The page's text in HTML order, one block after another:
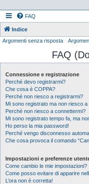
FAQ
Indice
Argomenti senza risposta
FAQ
Connessione e registrazione
Perché devo registrarmi?
Che cosa è COPPA?
Perché non riesco a registrarmi?
Mi sono registrato ma non riesco a
Perché non riesco a connettermi?
Mi sono registrato tempo fa, ma
Ho perso la mia password!
Perché vengo disconnesso
Che cosa provoca il comando
Impostazioni e preferenze
Come cambio le mie impostazioni?
Come posso evitare di apparire
L’ora non è corretta!